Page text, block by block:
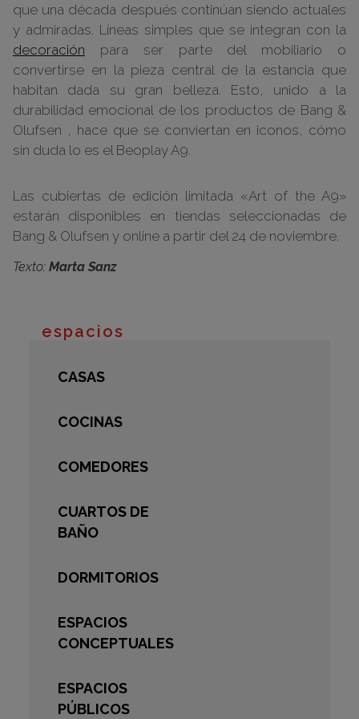
que una década después continúan siendo actuales
y admiradas. Líneas simples que se integran con la
decoración para ser parte del mobiliario o
convertirse en la pieza central de la estancia que
habitan dada su gran belleza. Esto, unido a la
durabilidad emocional de los productos de Bang &
Olufsen , hace que se conviertan en iconos, cómo
sin duda lo es el Beoplay A9.
Las cubiertas de edición limitada «Art of the A9»
estarán disponibles en tiendas seleccionadas de
Bang & Olufsen y online a partir del 24 de noviembre.
Texto: Marta Sanz
espacios
CASAS
COCINAS
COMEDORES
CUARTOS DE
BAÑO
DORMITORIOS
ESPACIOS
CONCEPTUALES
ESPACIOS
PÚBLICOS